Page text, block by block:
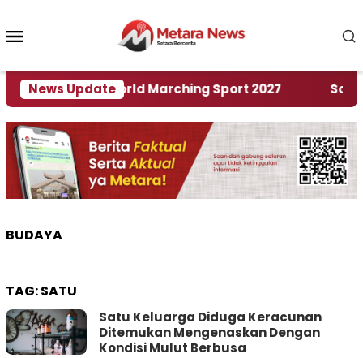
konten
News Update
Rumah World Marching Sport 2027 ‎Soal
BUDAYA
TAG:SATU
Satu Keluarga Diduga Keracunan
Ditemukan Mengenaskan Dengan
Kondisi Mulut Berbusa